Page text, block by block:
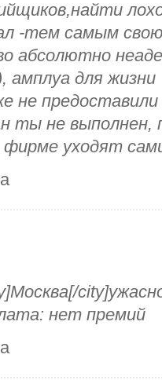
-тем самым
абсолютно
амплуа для
не
ты не
уходят
нет премий